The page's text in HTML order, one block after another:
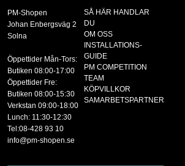
PM-Shopen
Johan Enbergsväg 2
Solna
Öppettider Mån-Tors:
Butiken 08:00-17:00
Öppettider Fre:
Butiken 08:00-15:30
Verkstan 09:00-18:00
Lunch: 11:30-12:30
Tel:08-428 93 10
info@pm-shopen.se
SÅ HÄR HANDLAR
DU
OM OSS
INSTALLATIONS-
GUIDE
PM COMPETITION
TEAM
KÖPVILLKOR
SAMARBETSPARTNER